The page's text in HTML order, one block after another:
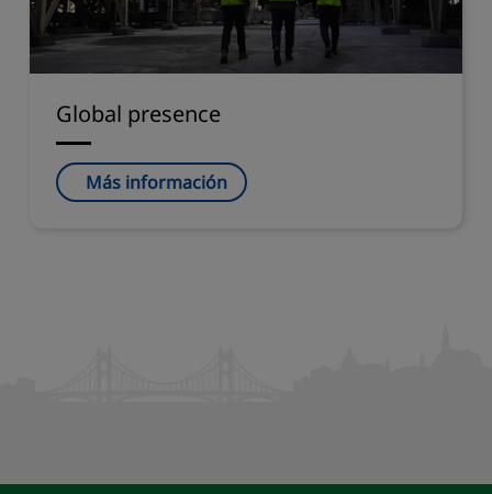
Global presence
Más información